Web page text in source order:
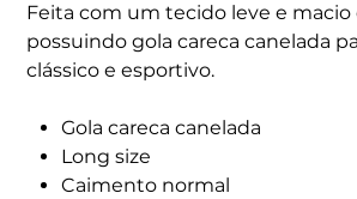
Feita com um tecido leve e macio
possuindo gola careca canelada
clássico e esportivo.
Gola careca canelada
Long size
Caimento normal